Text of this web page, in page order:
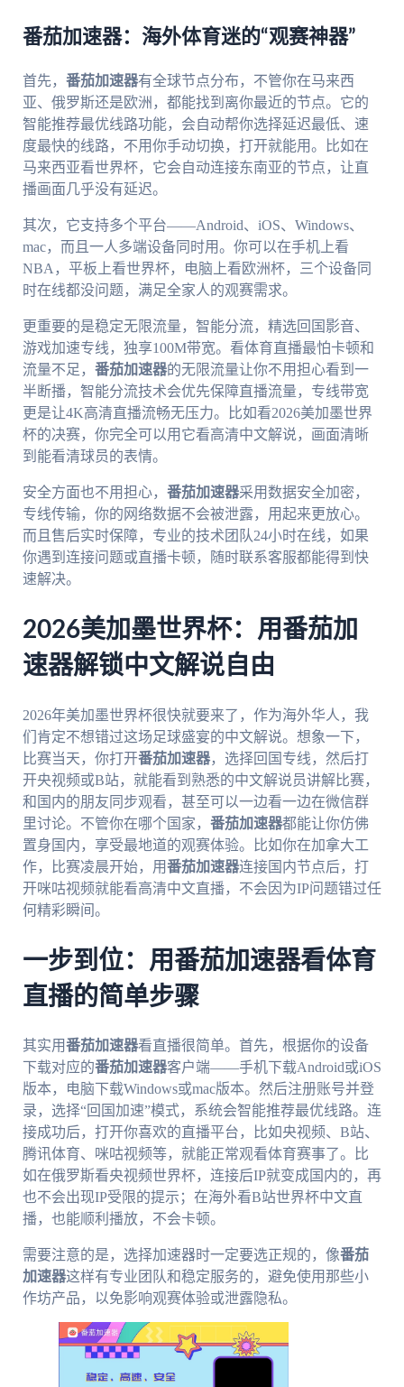
番茄加速器：海外体育迷的“观赛神器”
首先， 番茄加速器有全球节点分布，不管你在马来西
亚、俄罗斯还是欧洲，都能找到离你最近的节点。它的
智能推荐最优线路功能，会自动帮你选择延迟最低、速
度最快的线路，不用你手动切换，打开就能用。比如在
马来西亚看世界杯，它会自动连接东南亚的节点，让直
播画面几乎没有延迟。
其次，它支持多个平台——Android、iOS、Windows、
mac，而且一人多端设备同时用。你可以在手机上看
NBA，平板上看世界杯，电脑上看欧洲杯，三个设备同
时在线都没问题，满足全家人的观赛需求。
更重要的是稳定无限流量，智能分流，精选回国影音、
游戏加速专线，独享100M带宽。看体育直播最怕卡顿和
流量不足， 番茄加速器的无限流量让你不用担心看到一
半断播，智能分流技术会优先保障直播流量，专线带宽
更是让4K高清直播流畅无压力。比如看2026美加墨世界
杯的决赛，你完全可以用它看高清中文解说，画面清晰
到能看清球员的表情。
安全方面也不用担心， 番茄加速器采用数据安全加密，
专线传输，你的网络数据不会被泄露，用起来更放心。
而且售后实时保障，专业的技术团队24小时在线，如果
你遇到连接问题或直播卡顿，随时联系客服都能得到快
速解决。
2026美加墨世界杯：用番茄加
速器解锁中文解说自由
2026年美加墨世界杯很快就要来了，作为海外华人，我
们肯定不想错过这场足球盛宴的中文解说。想象一下，
比赛当天，你打开番茄加速器，选择回国专线，然后打
开央视频或B站，就能看到熟悉的中文解说员讲解比赛，
和国内的朋友同步观看，甚至可以一边看一边在微信群
里讨论。不管你在哪个国家， 番茄加速器都能让你仿佛
置身国内，享受最地道的观赛体验。比如你在加拿大工
作，比赛凌晨开始，用番茄加速器连接国内节点后，打
开咪咕视频就能看高清中文直播，不会因为IP问题错过任
何精彩瞬间。
一步到位：用番茄加速器看体育
直播的简单步骤
其实用番茄加速器看直播很简单。首先，根据你的设备
下载对应的番茄加速器客户端——手机下载Android或iOS
版本，电脑下载Windows或mac版本。然后注册账号并登
录，选择“回国加速”模式，系统会智能推荐最优线路。连
接成功后，打开你喜欢的直播平台，比如央视频、B站、
腾讯体育、咪咕视频等，就能正常观看体育赛事了。比
如在俄罗斯看央视频世界杯，连接后IP就变成国内的，再
也不会出现IP受限的提示；在海外看B站世界杯中文直
播，也能顺利播放，不会卡顿。
需要注意的是，选择加速器时一定要选正规的，像番茄
加速器这样有专业团队和稳定服务的，避免使用那些小
作坊产品，以免影响观赛体验或泄露隐私。